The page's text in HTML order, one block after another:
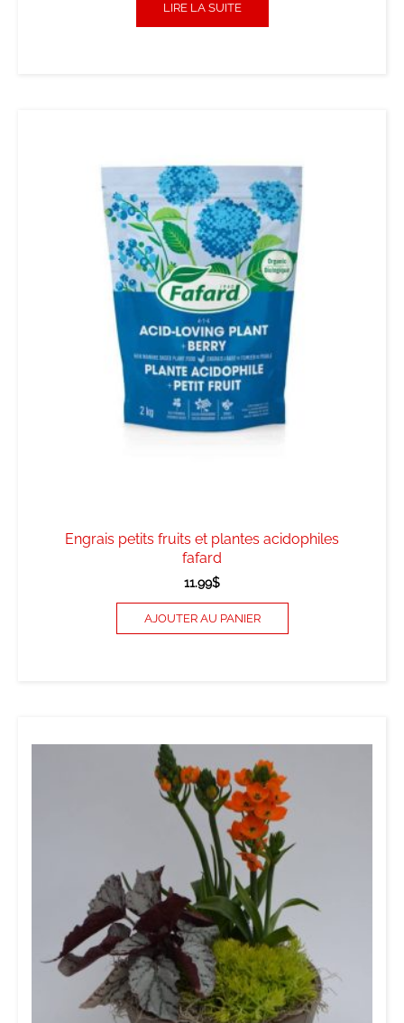
LIRE LA SUITE
Engrais petits fruits et plantes acidophiles
fafard
11.99$
AJOUTER AU PANIER